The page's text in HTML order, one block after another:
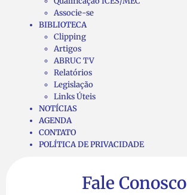
Associe-se
BIBLIOTECA
Clipping
Artigos
ABRUC TV
Relatórios
Legislação
Links Úteis
NOTÍCIAS
AGENDA
CONTATO
POLÍTICA DE PRIVACIDADE
Fale Conosco